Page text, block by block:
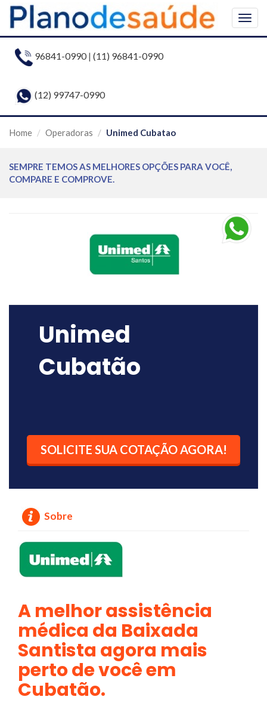
96841-0990| (11) 96841-0990
(12) 99747-0990
Home Operadoras Unimed Cubatao
SEMPRE TEMOS AS MELHORES OPÇÕES PARA VOCÊ,
COMPARE E COMPROVE.
Unimed
Cubatão
SOLICITE SUA COTAÇÃO AGORA!
Sobre
A melhor assistência
médica da Baixada
Santista agora mais
perto de você em
Cubatão.